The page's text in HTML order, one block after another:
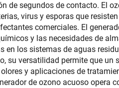
de segundos de contacto. El
virus y esporas que
comerciales. El
y las necesidades de
en los sistemas de aguas
su versatilidad permite que
y aplicaciones de
de ozono acuoso